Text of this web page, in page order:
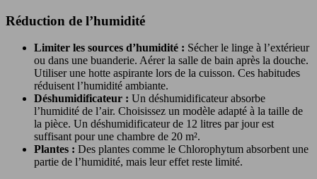
Réduction de l’humidité
Limiter les sources d’humidité : Sécher le linge à l’extérieur
ou dans une buanderie. Aérer la salle de bain après la douche.
Utiliser une hotte aspirante lors de la cuisson. Ces habitudes
réduisent l’humidité ambiante.
Déshumidificateur : Un déshumidificateur absorbe
l’humidité de l’air. Choisissez un modèle adapté à la taille de
la pièce. Un déshumidificateur de 12 litres par jour est
suffisant pour une chambre de 20 m².
Plantes : Des plantes comme le Chlorophytum absorbent une
partie de l’humidité, mais leur effet reste limité.